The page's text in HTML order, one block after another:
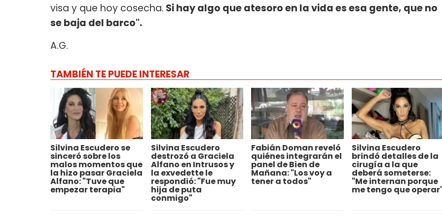
visa y que hoy cosecha. Si hay algo que atesoro en la vida es esa gente, que no
se baja del barco".
A.G.
TAMBIÉN TE PUEDE INTERESAR
Silvina Escudero se
sinceró sobre los
malos momentos que
la hizo pasar Graciela
Alfano: "Tuve que
empezar terapia"
Silvina Escudero
destrozó a Graciela
Alfano en Intrusos y
la exvedette le
respondió: "Fue muy
hija de puta
conmigo"
Fabián Doman reveló
quiénes integrarán el
panel de Bien de
Mañana: "Los voy a
tener a todos"
Silvina Escudero
brindó detalles de la
cirugía a la que
deberá someterse:
"Me internan porque
me tengo que